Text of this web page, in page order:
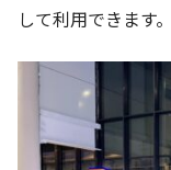
して利用できます。